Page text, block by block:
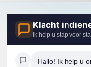
Klacht
Ik help u stap voor
Hallo! Ik help u